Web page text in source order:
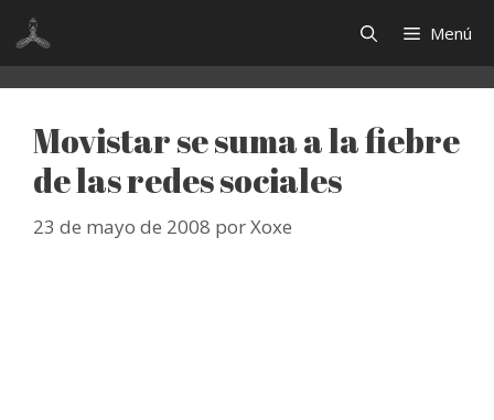
Saltar
contenido
Menú
Movistar se suma a la fiebre
de las redes sociales
23 de mayo de 2008 porXoxe